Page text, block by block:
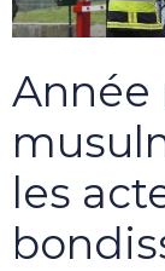
Année
les